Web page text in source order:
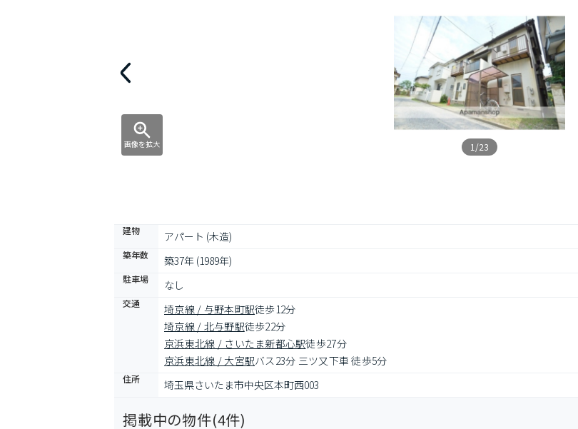
画像を拡大 1/23
建物 アパート (木造)
築年数 築37年 (1989年)
駐車場 なし
交通 埼京線 / 与野本町駅徒歩12分
埼京線 / 北与野駅徒歩22分
京浜東北線 / さいたま新都心駅徒歩27分
京浜東北線 / 大宮駅バス23分 三ツ又下車 徒歩5分
住所 埼玉県さいたま市中央区本町西003
掲載中の物件(4件)